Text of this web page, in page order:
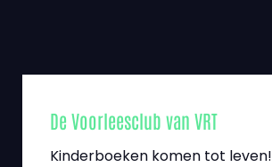
De Voorleesclub van VRT
Kinderboeken komen tot leven!